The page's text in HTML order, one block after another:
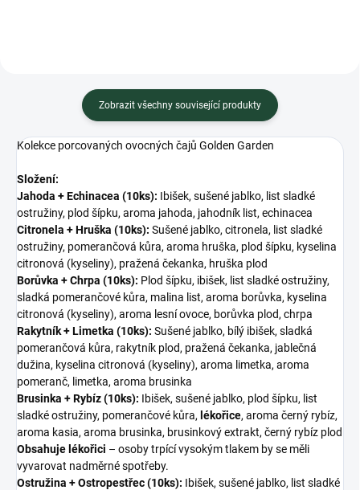
Zobrazit všechny související produkty
Kolekce porcovaných ovocných čajů Golden Garden
Složení:
Jahoda + Echinacea (10ks): Ibišek, sušené jablko, list sladké
ostružiny, plod šípku, aroma jahoda, jahodník list, echinacea
Citronela + Hruška (10ks): Sušené jablko, citronela, list sladké
ostružiny, pomerančová kůra, aroma hruška, plod šípku, kyselina
citronová (kyseliny), pražená čekanka, hruška plod
Borůvka + Chrpa (10ks): Plod šípku, ibišek, list sladké ostružiny,
sladká pomerančové kůra, malina list, aroma borůvka, kyselina
citronová (kyseliny), aroma lesní ovoce, borůvka plod, chrpa
Rakytník + Limetka (10ks): Sušené jablko, bílý ibišek, sladká
pomerančová kůra, rakytník plod, pražená čekanka, jablečná
dužina, kyselina citronová (kyseliny), aroma limetka, aroma
pomeranč, limetka, aroma brusinka
Brusinka + Rybíz (10ks): Ibišek, sušené jablko, plod šípku, list
sladké ostružiny, pomerančové kůra, lékořice, aroma černý rybíz,
aroma kasia, aroma brusinka, brusinkový extrakt, černý rybíz plod
Obsahuje lékořici – osoby trpící vysokým tlakem by se měli
vyvarovat nadměrné spotřeby.
Ostružina + Ostropestřec (10ks): Ibišek, sušené jablko, list sladké